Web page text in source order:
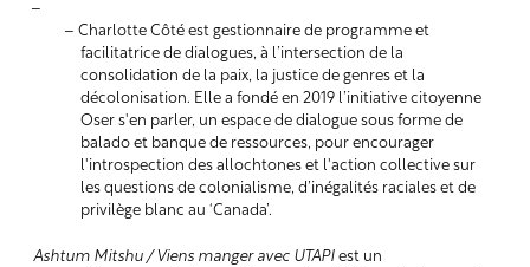
Charlotte Côté est gestionnaire de programme et
facilitatrice de dialogues, à l’intersection de la
consolidation de la paix, la justice de genres et la
décolonisation. Elle a fondé en 2019 l’initiative citoyenne
Oser s'en parler, un espace de dialogue sous forme de
balado et banque de ressources, pour encourager
l'introspection des allochtones et l'action collective sur
les questions de colonialisme, d’inégalités raciales et de
privilège blanc au ‘Canada’.
Ashtum Mitshu / Viens manger avec UTAPI est un